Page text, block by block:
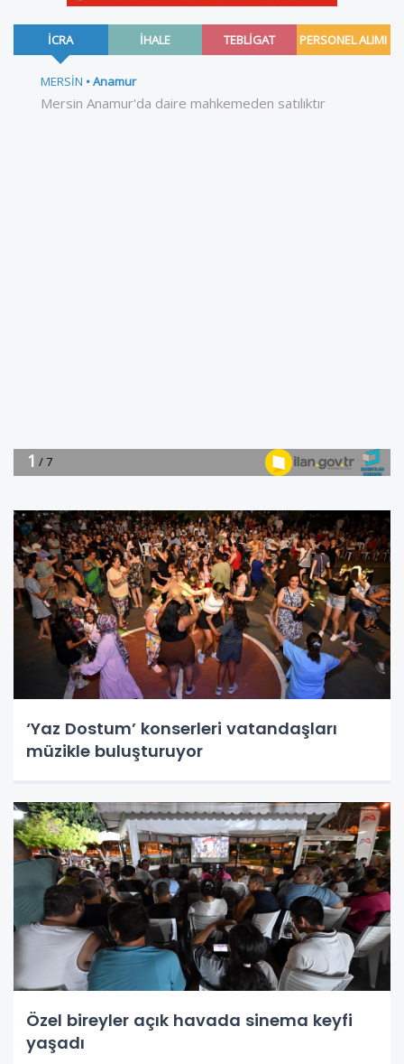
‘Yaz Dostum’ konserleri vatandaşları
müzikle buluşturuyor
Özel bireyler açık havada sinema keyfi
yaşadı